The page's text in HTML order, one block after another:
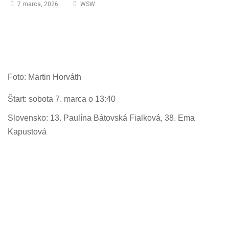
7 marca, 2026 WSW
Foto: Martin Horváth
Štart: sobota 7. marca o 13:40
Slovensko: 13. Paulína Bátovská Fialková, 38. Ema
Kapustová